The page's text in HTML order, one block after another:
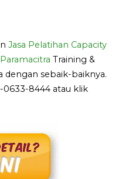
Jasa Pelatihan Capacity
Training &
dengan sebaik-baiknya.
8444 atau klik